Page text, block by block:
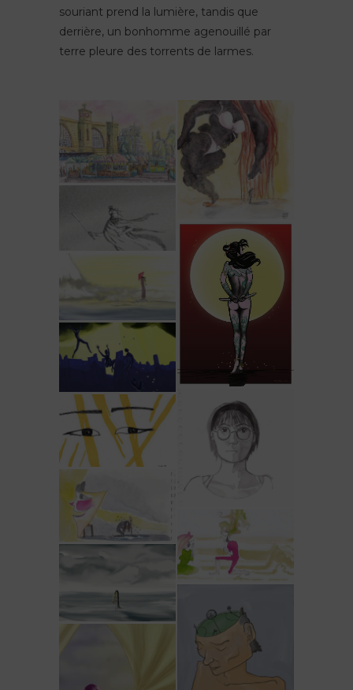
souriant prend la lumière, tandis que
derrière, un bonhomme agenouillé par
terre pleure des torrents de larmes.